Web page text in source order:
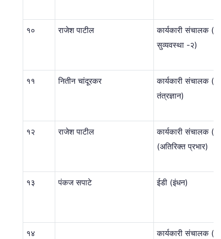
१० राजेश पाटील
कार्यकारी संचालक
सुव्यवस्था -२)
११ नितीन चांदूरकर
कार्यकारी संचालक
तंत्रज्ञान)
१२ राजेश पाटील
कार्यकारी संचालक
(अतिरिक्त प्रभार)
१३ पंकज सपाटे ईडी (इंधन)
१४ कार्यकारी संचालक